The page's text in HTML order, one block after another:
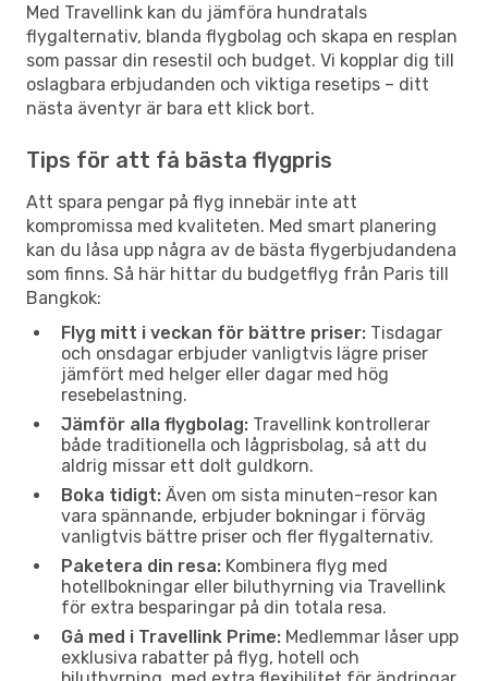
Med Travellink kan du jämföra hundratals
flygalternativ, blanda flygbolag och skapa en resplan
som passar din resestil och budget. Vi kopplar dig till
oslagbara erbjudanden och viktiga resetips – ditt
nästa äventyr är bara ett klick bort.
Tips för att få bästa flygpris
Att spara pengar på flyg innebär inte att
kompromissa med kvaliteten. Med smart planering
kan du låsa upp några av de bästa flygerbjudandena
som finns. Så här hittar du budgetflyg från Paris till
Bangkok:
Flyg mitt i veckan för bättre priser: Tisdagar
och onsdagar erbjuder vanligtvis lägre priser
jämfört med helger eller dagar med hög
resebelastning.
Jämför alla flygbolag: Travellink kontrollerar
både traditionella och lågprisbolag, så att du
aldrig missar ett dolt guldkorn.
Boka tidigt: Även om sista minuten-resor kan
vara spännande, erbjuder bokningar i förväg
vanligtvis bättre priser och fler flygalternativ.
Paketera din resa: Kombinera flyg med
hotellbokningar eller biluthyrning via Travellink
för extra besparingar på din totala resa.
Gå med i Travellink Prime: Medlemmar låser upp
exklusiva rabatter på flyg, hotell och